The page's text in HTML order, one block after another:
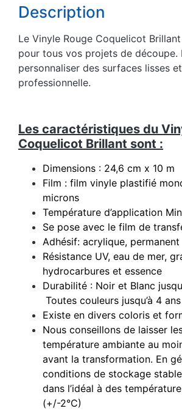
Description
Le Vinyle Rouge Coquelicot
pour tous vos projets de découpe.
personnaliser des surfaces lisses
professionnelle.
Les caractéristiques du
Coquelicot Brillant sont :
Dimensions : 24,6 cm x 10 m
Film : film vinyle plastifié
microns
Température d’application
Se pose avec le film de
Adhésif: acrylique, permanent
Résistance UV, eau de mer,
hydrocarbures et essence
Durabilité : Noir et Blanc
Toutes couleurs jusqu’à 4 ans
Existe en divers coloris et
Nous conseillons de laisser
température ambiante au
avant la transformation. En
conditions de stockage
dans l’idéal à des
(+/-2°C)